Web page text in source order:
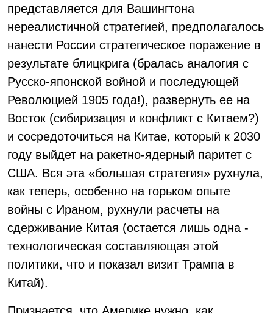
представляется для Вашингтона
нереалистичной стратегией, предполагалось
нанести России стратегическое поражение в
результате блицкрига (бралась аналогия с
Русско-японской войной и последующей
Революцией 1905 года!), развернуть ее на
Восток (сибиризация и конфликт с Китаем?)
и сосредоточиться на Китае, который к 2030
году выйдет на ракетно-ядерный паритет с
США. Вся эта «большая стратегия» рухнула,
как теперь, особенно на горьком опыте
войны с Ираном, рухнули расчеты на
сдерживание Китая (остается лишь одна -
технологическая составляющая этой
политики, что и показал визит Трампа в
Китай).